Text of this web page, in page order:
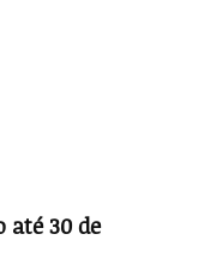
30 de